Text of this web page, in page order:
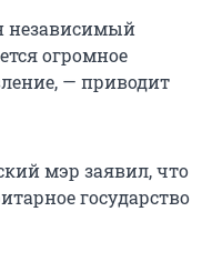
независимый
огромное
— приводит
мэр заявил, что
государство